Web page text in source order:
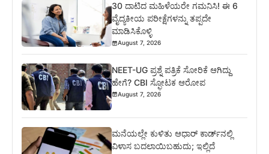
30 ದಾಟಿದ ಮಹಿಳೆಯರೇ ಗಮನಿಸಿ! ಈ 6
ವೈದ್ಯಕೀಯ ಪರೀಕ್ಷೆಗಳನ್ನು ತಪ್ಪದೇ
ಮಾಡಿಸಿಕೊಳ್ಳಿ
August 7, 2026
NEET-UG ಪ್ರಶ್ನೆ ಪತ್ರಿಕೆ ಸೋರಿಕೆ ಆಗಿದ್ದು
ಹೇಗೆ? CBI ಸ್ಫೋಟಕ ಆರೋಪ
August 7, 2026
ಮನೆಯಲ್ಲೇ ಕುಳಿತು ಆಧಾರ್ ಕಾರ್ಡ್‌ನಲ್ಲಿ
ವಿಳಾಸ ಬದಲಾಯಿಬಹುದು; ಇಲ್ಲಿದೆ